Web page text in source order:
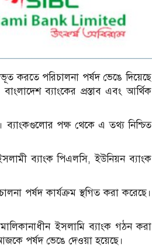
করতে পরিচালনা পর্ষদ ভেঙে দিয়েছে
ব্যাংকের প্রস্তাব এবং আর্থিক
ব্যাংকগুলোর পক্ষ থেকে এ তথ্য নিশ্চিত
ব্যাংক পিএলসি, ইউনিয়ন ব্যাংক
পর্ষদ কার্যক্রম স্থগিত করা করেছে।
ইসলামি ব্যাংক গঠন করা
পর্ষদ ভেঙে দেওয়া হয়েছে।